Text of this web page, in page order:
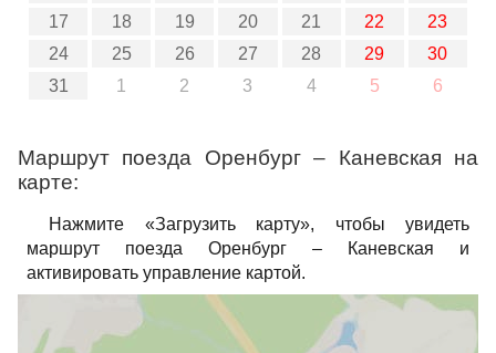
17
18 19 20 21 22
23
24
25 26 27 28 29
30
31
1 2 3 4 5 6
Маршрут поезда Оренбург – Каневская на
карте:
Нажмите «Загрузить карту», чтобы увидеть
маршрут поезда Оренбург – Каневская и
активировать управление картой.